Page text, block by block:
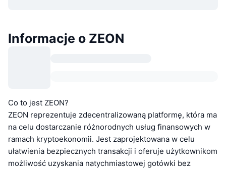
Informacje o ZEON
Co to jest ZEON?
ZEON reprezentuje zdecentralizowaną platformę, która ma
na celu dostarczanie różnorodnych usług finansowych w
ramach kryptoekonomii. Jest zaprojektowana w celu
ułatwienia bezpiecznych transakcji i oferuje użytkownikom
możliwość uzyskania natychmiastowej gotówki bez